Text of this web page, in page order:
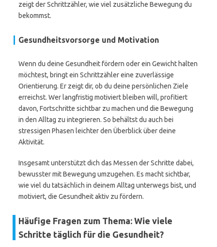
zeigt der Schrittzähler, wie viel zusätzliche Bewegung du
bekommst.
Gesundheitsvorsorge und Motivation
Wenn du deine Gesundheit fördern oder ein Gewicht halten
möchtest, bringt ein Schrittzähler eine zuverlässige
Orientierung. Er zeigt dir, ob du deine persönlichen Ziele
erreichst. Wer langfristig motiviert bleiben will, profitiert
davon, Fortschritte sichtbar zu machen und die Bewegung
in den Alltag zu integrieren. So behältst du auch bei
stressigen Phasen leichter den Überblick über deine
Aktivität.
Insgesamt unterstützt dich das Messen der Schritte dabei,
bewusster mit Bewegung umzugehen. Es macht sichtbar,
wie viel du tatsächlich in deinem Alltag unterwegs bist, und
motiviert, die Gesundheit aktiv zu fördern.
Häufige Fragen zum Thema: Wie viele
Schritte täglich für die Gesundheit?